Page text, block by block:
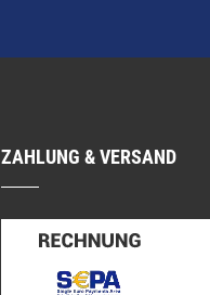
ZAHLUNG & VERSAND